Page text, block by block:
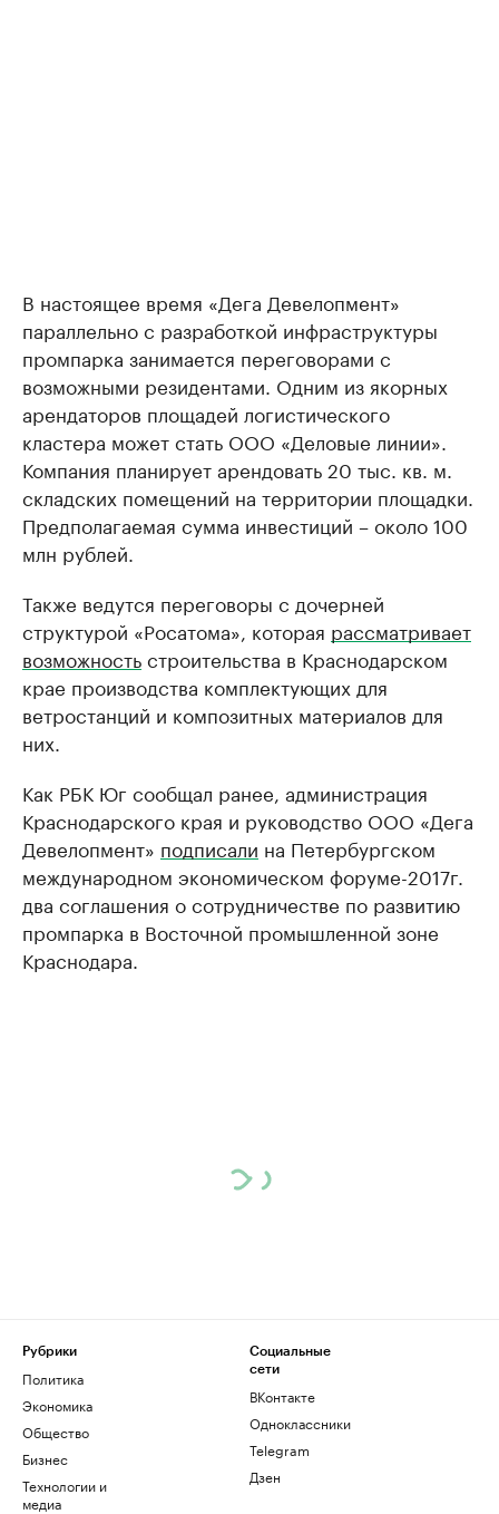
В настоящее время «Дега Девелопмент»
параллельно с разработкой инфраструктуры
промпарка занимается переговорами с
возможными резидентами. Одним из якорных
арендаторов площадей логистического
кластера может стать ООО «Деловые линии».
Компания планирует арендовать 20 тыс. кв. м.
складских помещений на территории площадки.
Предполагаемая сумма инвестиций – около 100
млн рублей.
Также ведутся переговоры с дочерней
структурой «Росатома», которая рассматривает
возможностьстроительства в Краснодарском
крае производства комплектующих для
ветростанций и композитных материалов для
них.
Как РБК Юг сообщал ранее, администрация
Краснодарского края и руководство ООО «Дега
Девелопмент» подписали на Петербургском
международном экономическом форуме-2017г.
два соглашения о сотрудничестве по развитию
промпарка в Восточной промышленной зоне
Краснодара.
Рубрики
Политика
Экономика
Общество
Бизнес
Технологии и
медиа
Социальные
сети
ВКонтакте
Одноклассники
Telegram
Дзен